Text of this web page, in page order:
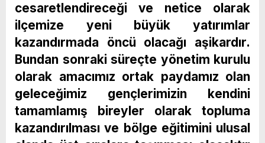
cesaretlendireceği ve netice olarak
ilçemize yeni büyük yatırımlar
kazandırmada öncü olacağı aşikardır.
Bundan sonraki süreçte yönetim kurulu
olarak amacımız ortak paydamız olan
geleceğimiz gençlerimizin kendini
tamamlamış bireyler olarak topluma
kazandırılması ve bölge eğitimini ulusal